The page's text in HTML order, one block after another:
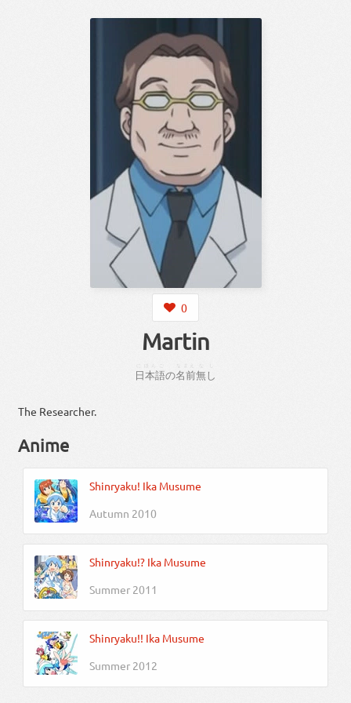
0
Martin
日本語の名前無し
The Researcher.
Anime
Shinryaku! Ika Musume
Autumn 2010
Shinryaku!? Ika Musume
Summer 2011
Shinryaku!! Ika Musume
Summer 2012